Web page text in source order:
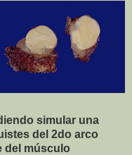
simular una
del 2do arco
del músculo